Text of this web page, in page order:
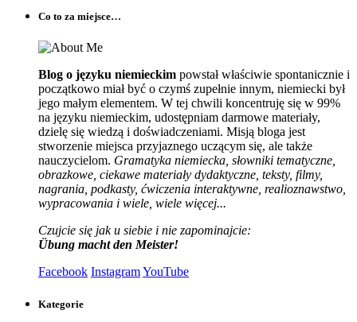
Co to za miejsce…
Blog o języku niemieckim powstał właściwie spontanicznie i
początkowo miał być o czymś zupełnie innym, niemiecki był
jego małym elementem. W tej chwili koncentruję się w 99%
na języku niemieckim, udostępniam darmowe materiały,
dzielę się wiedzą i doświadczeniami. Misją bloga jest
stworzenie miejsca przyjaznego uczącym się, ale także
nauczycielom. Gramatyka niemiecka, słowniki tematyczne,
obrazkowe, ciekawe materiały dydaktyczne, teksty, filmy,
nagrania, podkasty, ćwiczenia interaktywne, realioznawstwo,
wypracowania i wiele, wiele więcej...
Czujcie się jak u siebie i nie zapominajcie:
Übung macht den Meister!
Facebook InstagramYouTube
Kategorie